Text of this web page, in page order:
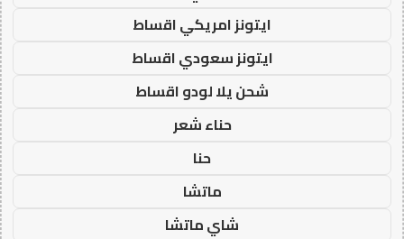
ايتونز امريكي اقساط
ايتونز سعودي اقساط
شحن يلا لودو اقساط
حناء شعر
حنا
ماتشا
شاي ماتشا